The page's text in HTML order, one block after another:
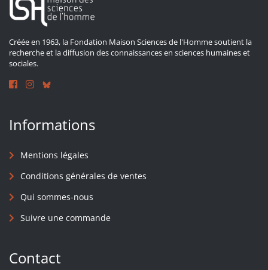
Créée en 1963, la Fondation Maison Sciences de l'Homme soutient la
recherche et la diffusion des connaissances en sciences humaines et
sociales.
Informations
Mentions légales
Conditions générales de ventes
Qui sommes-nous
Suivre une commande
Contact